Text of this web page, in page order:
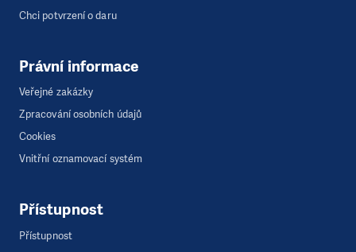
Chci potvrzení o daru
Právní informace
Veřejné zakázky
Zpracování osobních údajů
Cookies
Vnitřní oznamovací systém
Přístupnost
Přístupnost